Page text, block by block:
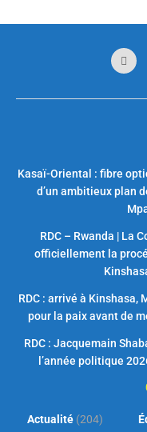
Kasaï-Oriental : fibre
d’un ambitieux plan
RDC – Rwanda | La
officiellement la
RDC : arrivé à
pour la paix avant de
RDC : Jacquemain
l’année politique
Actualité(204)